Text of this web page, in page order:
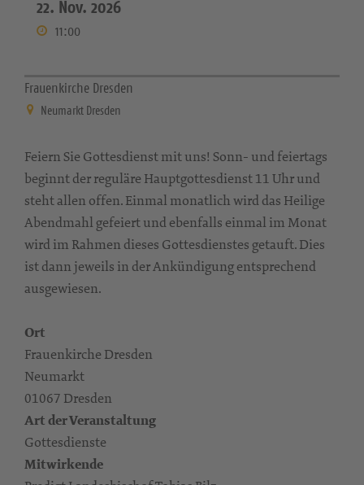
22. Nov. 2026
11:00
Frauenkirche Dresden
Neumarkt Dresden
Feiern Sie Gottesdienst mit uns! Sonn- und feiertags
beginnt der reguläre Hauptgottesdienst 11 Uhr und
steht allen offen. Einmal monatlich wird das Heilige
Abendmahl gefeiert und ebenfalls einmal im Monat
wird im Rahmen dieses Gottesdienstes getauft. Dies
ist dann jeweils in der Ankündigung entsprechend
ausgewiesen.
Ort
Frauenkirche Dresden
Neumarkt
01067 Dresden
Art der Veranstaltung
Gottesdienste
Mitwirkende